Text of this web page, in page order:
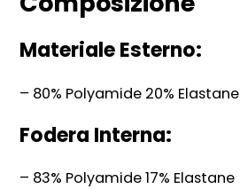
Materiale Esterno:
– 80% Polyamide 20% Elastane
Fodera Interna:
– 83% Polyamide 17% Elastane